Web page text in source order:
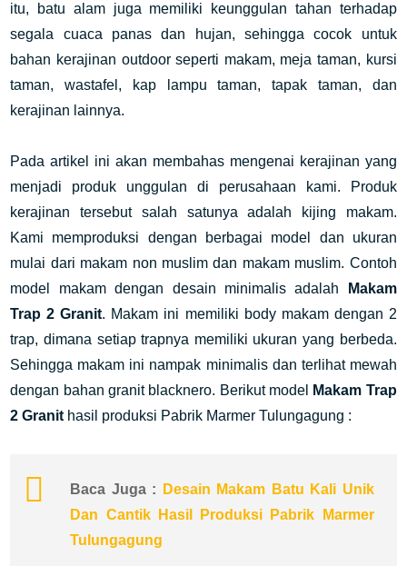
itu, batu alam juga memiliki keunggulan tahan terhadap
segala cuaca panas dan hujan, sehingga cocok untuk
bahan kerajinan outdoor seperti makam, meja taman, kursi
taman, wastafel, kap lampu taman, tapak taman, dan
kerajinan lainnya.
Pada artikel ini akan membahas mengenai kerajinan yang
menjadi produk unggulan di perusahaan kami. Produk
kerajinan tersebut salah satunya adalah kijing makam.
Kami memproduksi dengan berbagai model dan ukuran
mulai dari makam non muslim dan makam muslim. Contoh
model makam dengan desain minimalis adalah
Makam
Trap 2 Granit. Makam ini memiliki body makam dengan 2
trap, dimana setiap trapnya memiliki ukuran yang berbeda.
Sehingga makam ini nampak minimalis dan terlihat mewah
dengan bahan granit blacknero. Berikut model
Makam Trap
2 Granit hasil produksi Pabrik Marmer Tulungagung :
Baca Juga :
Desain Makam Batu Kali Unik
Dan Cantik Hasil Produksi Pabrik Marmer
Tulungagung